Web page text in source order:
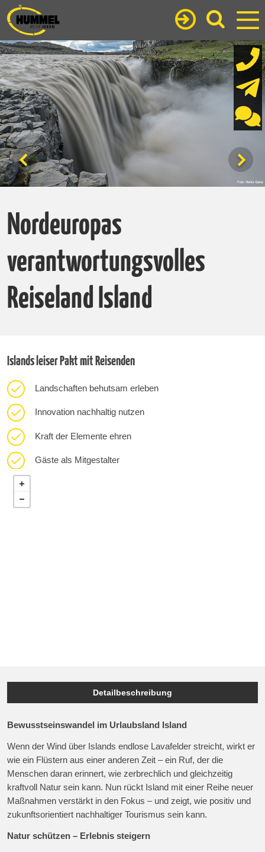
Nordeuropas
verantwortungsvolles
Reiseland Island
Islands leiser Pakt mit Reisenden
Landschaften behutsam erleben
Innovation nachhaltig nutzen
Kraft der Elemente ehren
Gäste als Mitgestalter
Detailbeschreibung
Bewusstseinswandel im Urlaubsland Island
Wenn der Wind über Islands endlose Lavafelder streicht, wirkt er
wie ein Flüstern aus einer anderen Zeit – ein Ruf, der die
Menschen daran erinnert, wie zerbrechlich und gleichzeitig
kraftvoll Natur sein kann. Nun rückt Island mit einer Reihe neuer
Maßnahmen verstärkt in den Fokus – und zeigt, wie positiv und
zukunftsorientiert nachhaltiger Tourismus sein kann.
Natur schützen – Erlebnis steigern